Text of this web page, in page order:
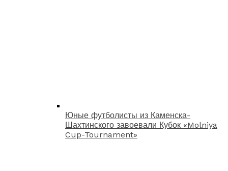
Юные футболисты из Каменска-
Шахтинского завоевали Кубок «Molniya
Cup-Tournament»